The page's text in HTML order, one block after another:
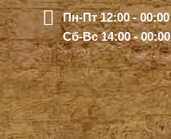
Пн-Пт 12:00 - 00:00
Сб-Вс 14:00 - 00:00